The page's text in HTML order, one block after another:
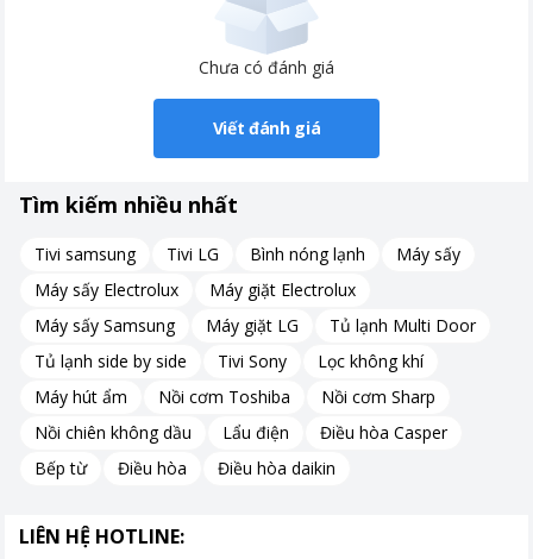
Khôi phục màu sắc trung thực
Được trang bị công nghệ cải tiến chất lượng hình ảnh
HDR10, SKYWORTH STE6600 mang đến cho bạn tầm nhìn rực
Chưa có đánh giá
Viết đánh giá
Tìm kiếm nhiều nhất
Tivi samsung Tivi LG Bình nóng lạnh
Máy sấy
Máy sấy Electrolux
Máy giặt Electrolux
Máy sấy Samsung
Máy giặt LG
Tủ lạnh Multi Door
Tủ lạnh side by side
Tivi Sony
Lọc không khí
Máy hút ẩm
Nồi cơm Toshiba
Nồi cơm Sharp
Nồi chiên không dầu
Lẩu điện
Điều hòa Casper
Bếp từ
Điều hòa Điều hòa daikin
LIÊN HỆ HOTLINE: